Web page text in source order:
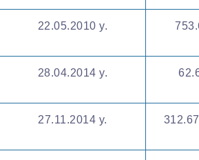
22.05.2010 y.
28.04.2014 y.
27.11.2014 y.